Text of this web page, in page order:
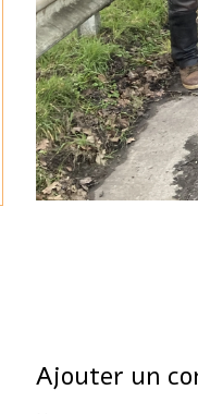
Ajouter un